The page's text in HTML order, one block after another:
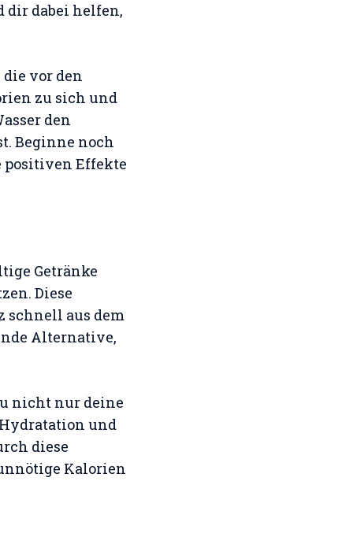
dir dabei helfen,
vor den
zu sich und
den
Beginne noch
positiven Effekte
Getränke
Diese
schnell aus dem
Alternative,
nicht nur deine
und
diese
Kalorien